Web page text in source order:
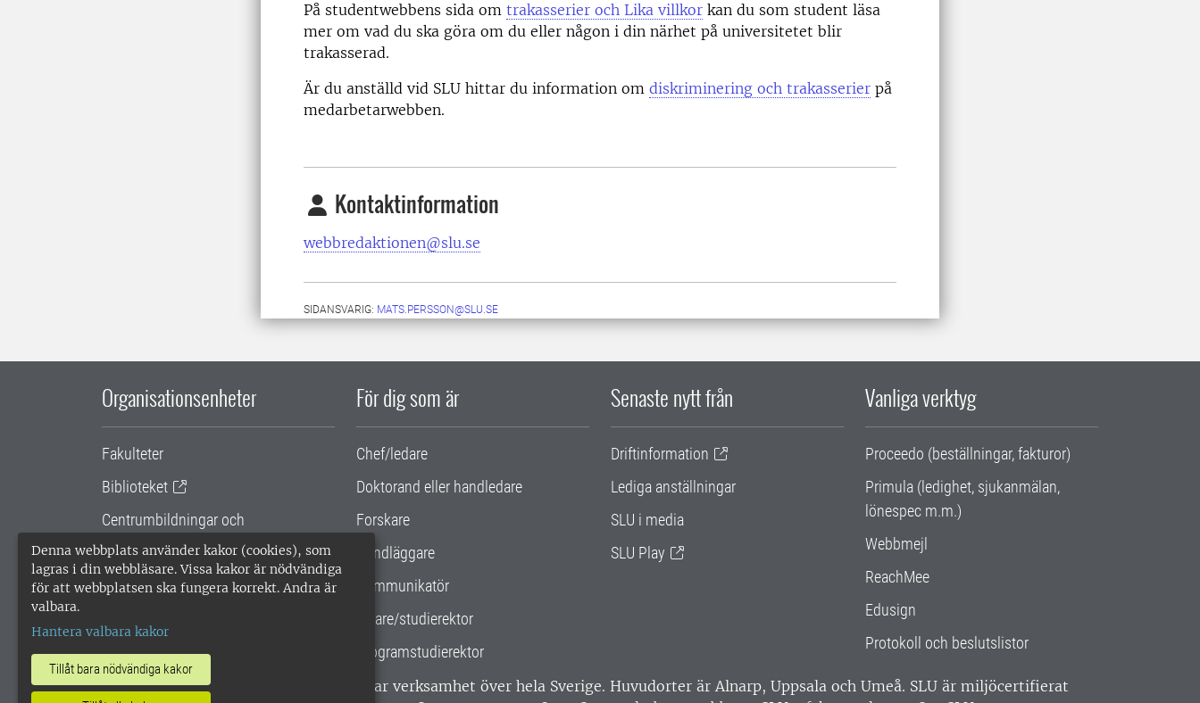
Denna webbplats använder kakor (cookies), som
lagras i din webbläsare. Vissa kakor är nödvändiga
för att webbplatsen ska fungera korrekt. Andra är
valbara.
Hantera valbara kakor
Tillåt bara nödvändiga kakor
På studentwebbens sida om trakasserier och Lika villkor kan du som student läsa
mer om vad du ska göra om du eller någon i din närhet på universitetet blir
trakasserad.
Är du anställd vid SLU hittar du information om diskriminering och trakasserier på
medarbetarwebben.
Kontaktinformation
webbredaktionen@slu.se
SIDANSVARIG: MATS.PERSSON@SLU.SE
Organisationsenheter
Fakulteter
Biblioteket
Centrumbildningar och
samarbetsprojekt
Gemensamma verksamhetsstödet
För dig som är
Chef/ledare
Doktorand eller handledare
Forskare
Handläggare
Kommunikatör
Lärare/studierektor
Programstudierektor
Senaste nytt från
Driftinformation
Lediga anställningar
SLU i media
SLU Play
Vanliga verktyg
Proceedo (beställningar, fakturor)
Primula (ledighet, sjukanmälan,
lönespec m.m.)
Webbmejl
ReachMee
Edusign
Protokoll och beslutslistor
SLU, Sveriges lantbruksuniversitet, har verksamhet över hela Sverige. Huvudorter är Alnarp, Uppsala och Umeå. SLU är miljöcertifierat